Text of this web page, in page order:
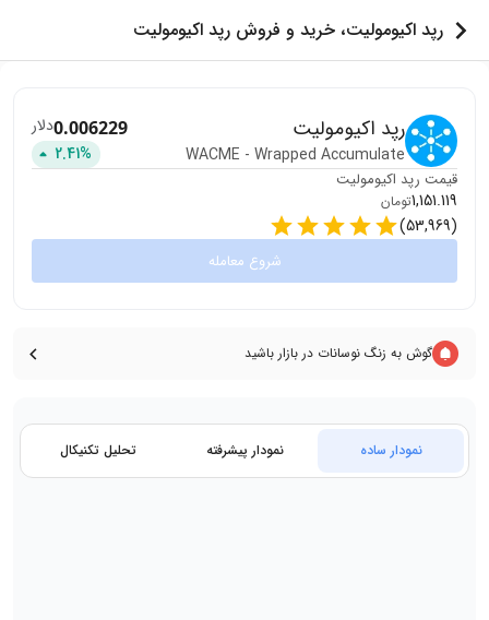
رپد اکیومولیت، خرید و فروش رپد اکیومولیت
رپد اکیومولیت
WACME - Wrapped Accumulate
0.006229دلار
2.41%
قیمت رپد اکیومولیت
1,151.119تومان
(
53,969
)
شروع معامله
گوش به زنگ نوسانات در بازار باشید
نمودار ساده نمودار پیشرفته تحلیل تکنیکال